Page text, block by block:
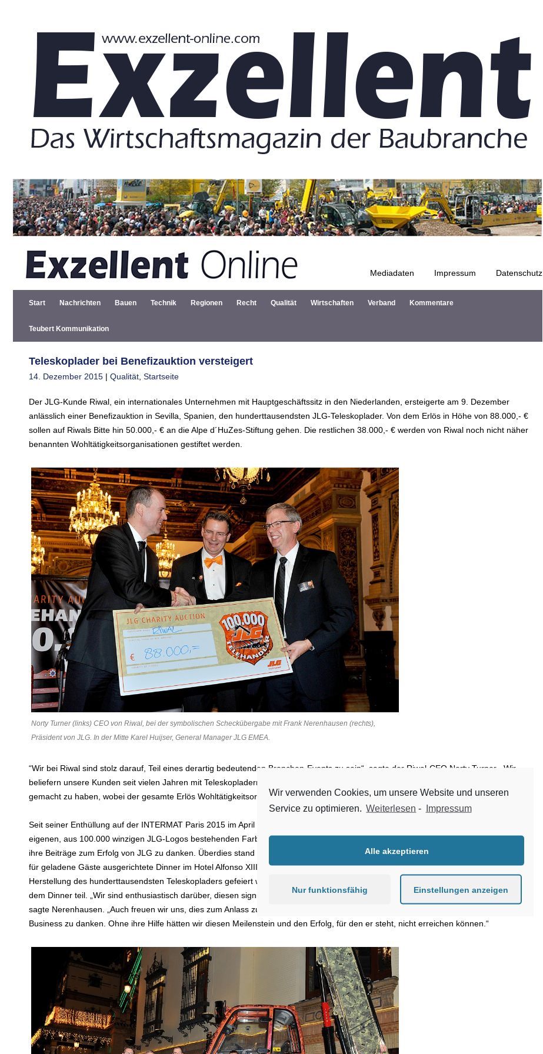
Mediadaten Impressum Datenschutz
Zum Inhalt springen
Start Nachrichten Bauen Technik Regionen Recht Qualität Wirtschaften Verband Kommentare
Teubert Kommunikation
Teleskoplader bei Benefizauktion versteigert
14. Dezember 2015 | Qualität Startseite
Der JLG-Kunde Riwal, ein internationales Unternehmen mit Hauptgeschäftssitz in den Niederlanden, ersteigerte am 9. Dezember
anlässlich einer Benefizauktion in Sevilla, Spanien, den hunderttausendsten JLG-Teleskoplader. Von dem Erlös in Höhe von 88.000,- €
sollen auf Riwals Bitte hin 50.000,- € an die Alpe d´HuZes-Stiftung gehen. Die restlichen 38.000,- € werden von Riwal noch nicht näher
benannten Wohltätigkeitsorganisationen gestiftet werden.
Norty Turner (links) CEO von Riwal, bei der symbolischen Scheckübergabe mit Frank Nerenhausen (rechts),
Präsident von JLG. In der Mitte Karel Huijser, General Manager JLG EMEA.
“Wir bei Riwal sind stolz darauf, Teil eines derartig bedeutenden Branchen-Events zu sein“, sagte der Riwal-CEO Norty Turner. „Wir
beliefern unsere Kunden seit vielen Jahren mit Teleskopladern und das gewinnende Gebot für den hunderttausendsten Teleskoplader
gemacht zu haben, wobei der gesamte Erlös Wohltätigkeitsorganisationen unserer Wahl zukommen wird, ist eine echte Inspiration.“
Seit seiner Enthüllung auf der INTERMAT Paris 2015 im April hat der hunderttausendste JLG-Teleskoplader, ein 4017RS mit einem
eigenen, aus 100.000 winzigen JLG-Logos bestehenden Farbschema, Europa bereist. Es besuchte JLG-Standorte, um Angestellten für
ihre Beiträge zum Erfolg von JLG zu danken. Überdies stand die Maschine europäischen Kunden als Vorführmodell zur Verfügung. Das
für geladene Gäste ausgerichtete Dinner im Hotel Alfonso XIII in Sevilla war krönender Abschluss eines zweitägigen Events, mit dem die
Herstellung des hunderttausendsten Teleskopladers gefeiert wurde. JLG-Kunden und JLG-Präsident Frank Nerenhausen nahmen an
dem Dinner teil. „Wir sind enthusiastisch darüber, diesen signifikanten Meilenstein mit dem JLG-Jubiläumsteleskoplader zu begehen“,
sagte Nerenhausen. „Auch freuen wir uns, dies zum Anlass zu nehmen, die Loyalität unserer Kunden anzuerkennen und ihnen für ihr
Business zu danken. Ohne ihre Hilfe hätten wir diesen Meilenstein und den Erfolg, für den er steht, nicht erreichen können.“
Wir verwenden Cookies, um unsere Website und unseren
Service zu optimieren. Weiterlesen - Impressum
Alle akzeptieren
Nur funktionsfähig Einstellungen anzeigen